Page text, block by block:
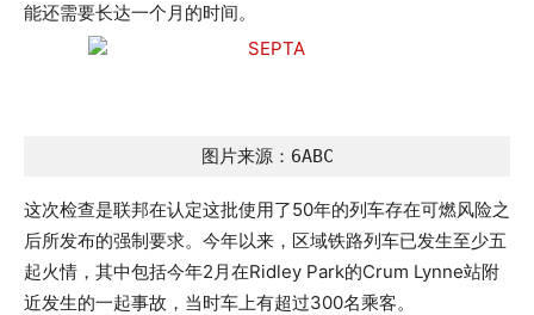
能还需要长达一个月的时间。
图片来源：6ABC
这次检查是联邦在认定这批使用了50年的列车存在可燃风险之
后所发布的强制要求。今年以来，区域铁路列车已发生至少五
起火情，其中包括今年2月在Ridley Park的Crum Lynne站附
近发生的一起事故，当时车上有超过300名乘客。